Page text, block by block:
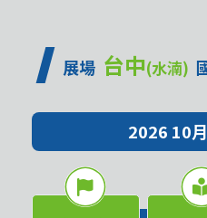
展場 台中(水湳)
2026 10